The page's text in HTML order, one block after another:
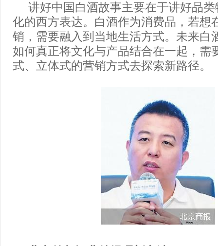
讲好中国白酒故事主要在于讲好品
化的西方表达。白酒作为消费品，若想
销，需要融入到当地生活方式。未来白
如何真正将文化与产品结合在一起，需
式、立体式的营销方式去探索新路径。